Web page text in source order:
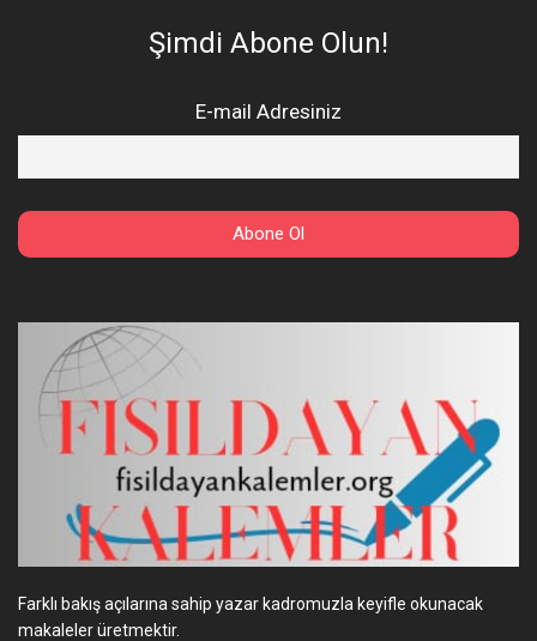
Şimdi Abone Olun!
E-mail Adresiniz
Farklı bakış açılarına sahip yazar kadromuzla keyifle okunacak
makaleler üretmektir.